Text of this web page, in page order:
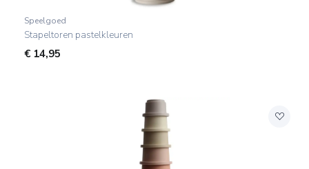
Speelgoed
Stapeltoren pastelkleuren
€ 14,95